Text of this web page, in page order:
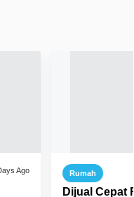
Ago Rumah
Dijual Cepat Rumah Hook Siap